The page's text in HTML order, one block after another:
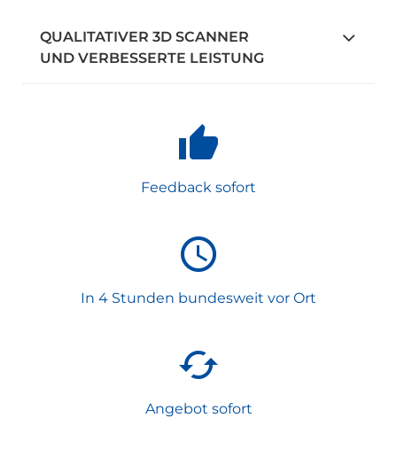
QUALITATIVER 3D SCANNER
UND VERBESSERTE LEISTUNG
Feedback sofort
In 4 Stunden bundesweit vor Ort
Angebot sofort